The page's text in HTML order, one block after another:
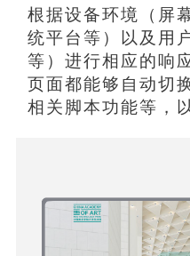
根据设备环境（屏
统平台等）以及用
等）进行相应的响
页面都能够自动切
相关脚本功能等，